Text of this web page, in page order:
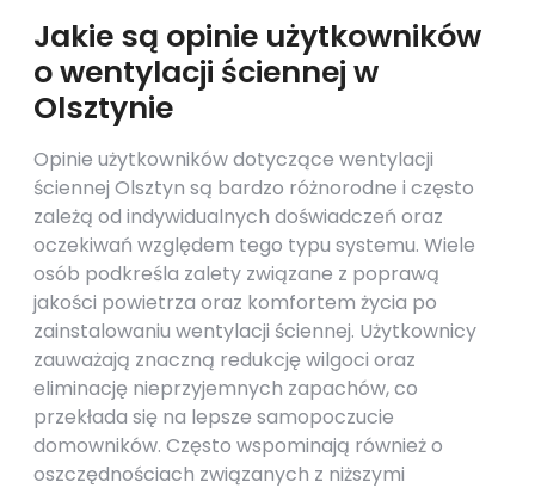
Jakie są opinie użytkowników
o wentylacji ściennej w
Olsztynie
Opinie użytkowników dotyczące wentylacji
ściennej Olsztyn są bardzo różnorodne i często
zależą od indywidualnych doświadczeń oraz
oczekiwań względem tego typu systemu. Wiele
osób podkreśla zalety związane z poprawą
jakości powietrza oraz komfortem życia po
zainstalowaniu wentylacji ściennej. Użytkownicy
zauważają znaczną redukcję wilgoci oraz
eliminację nieprzyjemnych zapachów, co
przekłada się na lepsze samopoczucie
domowników. Często wspominają również o
oszczędnościach związanych z niższymi